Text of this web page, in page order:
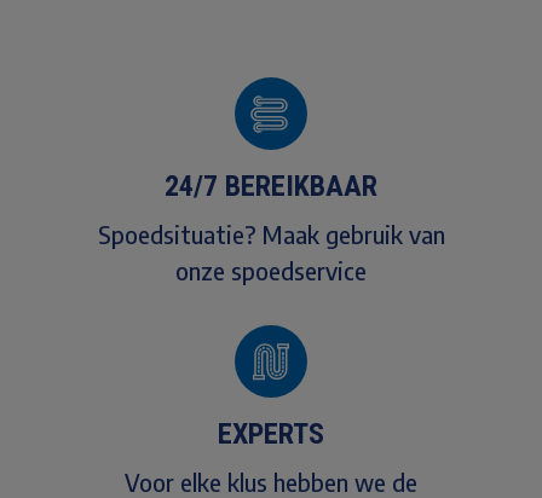
24/7 BEREIKBAAR
Spoedsituatie? Maak gebruik van
onze spoedservice
EXPERTS
Voor elke klus hebben we de